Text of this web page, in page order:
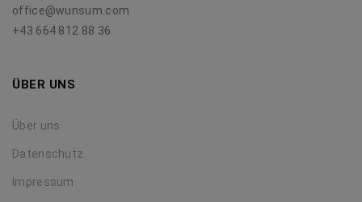
office@wunsum.com
+43 664 812 88 36
ÜBER UNS
Über uns
Datenschutz
Impressum